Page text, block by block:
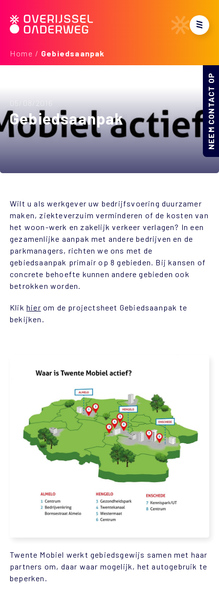
Home Gebiedsaanpak
05/08/2016
Gebiedsaanpak NEEM CONTACT OP
Wilt u als werkgever uw bedrijfsvoering duurzamer
maken, ziekteverzuim verminderen of de kosten van
het woon-werk en zakelijk verkeer verlagen? In een
gezamenlijke aanpak met andere bedrijven en de
parkmanagers, richten we ons met de
gebiedsaanpak primair op 8 gebieden. Bij kansen of
concrete behoefte kunnen andere gebieden ook
betrokken worden.
Klik hier om de projectsheet Gebiedsaanpak te
bekijken.
Twente Mobiel werkt gebiedsgewijs samen met haar
partners om, daar waar mogelijk, het autogebruik te
beperken.